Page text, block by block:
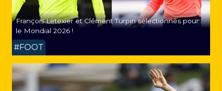
François Letexier et Clément Turpin sélectionnés pour
le Mondial 2026 !
#FOOT